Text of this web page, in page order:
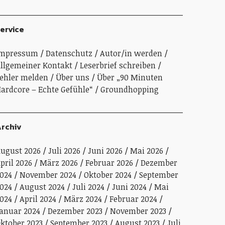
Datenschutz
Autor/in werden
Kontakt
Leserbrief schreiben
melden
Über uns
Über „90 Minuten
– Echte Gefühle“
Groundhopping
2026 Juli 2026 Juni 2026
Mai 2026
2026
März 2026 Februar 2026
Dezember
November 2024 Oktober 2024
September
August 2024 Juli 2024 Juni 2024
Mai
April 2024 März 2024
Februar 2024
2024
Dezember 2023
November 2023